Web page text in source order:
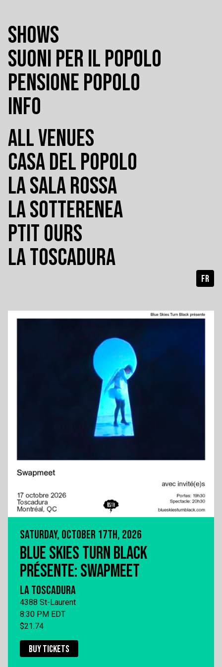
SHOWS
SUONI PER IL POPOLO
PENSIONE POPOLO
INFO
ALL VENUES
CASA DEL POPOLO
LA SALA ROSSA
LA SOTTERENEA
PTIT OURS
LA TOSCADURA
FR
SATURDAY, OCTOBER 17TH, 2026
BLUE SKIES TURN BLACK
PRÉSENTE: SWAPMEET
LA TOSCADURA
4388 St-Laurent
8:30 PM EDT
$21.74
BUY TICKETS